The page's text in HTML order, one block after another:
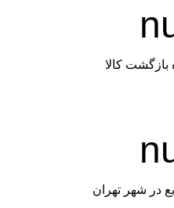
در شهر تهران